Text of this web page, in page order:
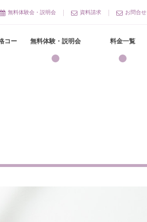
無料体験会・説明会 資料請求 お問合せ
コー
無料体験・説明会 料金一覧